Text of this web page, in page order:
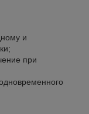
и
при